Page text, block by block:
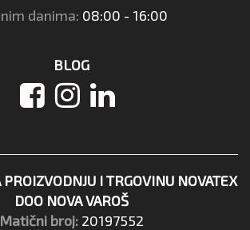
danima: 08:00 - 16:00
BLOG
PROIZVODNJU I TRGOVINU NOVATEX
DOO NOVA VAROŠ
Matični broj: 20197552